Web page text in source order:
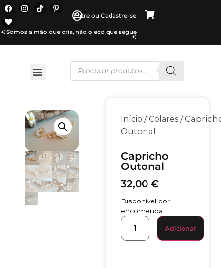
Entre ou Cadastre-se
Somos a mão que cria, não o eco que segue
Início /Colares /
Outonal
Capricho
Outonal
32,00€
Disponível por
encomenda
Adicionar